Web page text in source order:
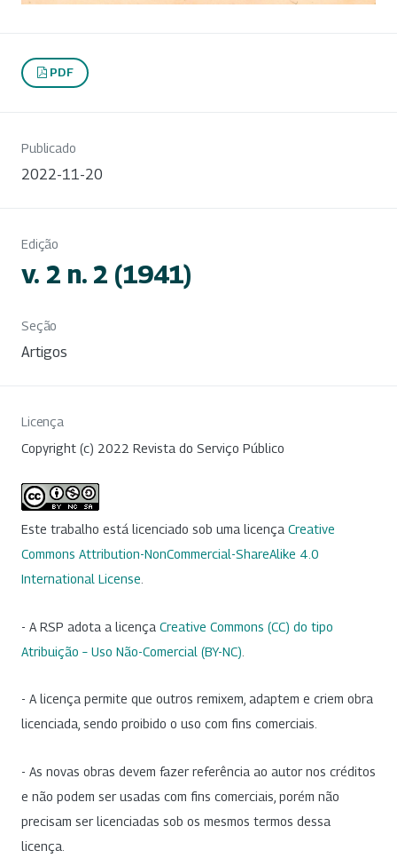
PDF
Publicado
2022-11-20
Edição
v. 2 n. 2 (1941)
Seção
Artigos
Licença
Copyright (c) 2022 Revista do Serviço Público
Este trabalho está licenciado sob uma licença Creative
Commons Attribution-NonCommercial-ShareAlike 4.0
International License
- A RSP adota a licença Creative Commons (CC) do tipo
Atribuição – Uso Não-Comercial (BY-NC)
- A licença permite que outros remixem, adaptem e criem obra
licenciada, sendo proibido o uso com fins comerciais.
- As novas obras devem fazer referência ao autor nos créditos
e não podem ser usadas com fins comerciais, porém não
precisam ser licenciadas sob os mesmos termos dessa
licença.